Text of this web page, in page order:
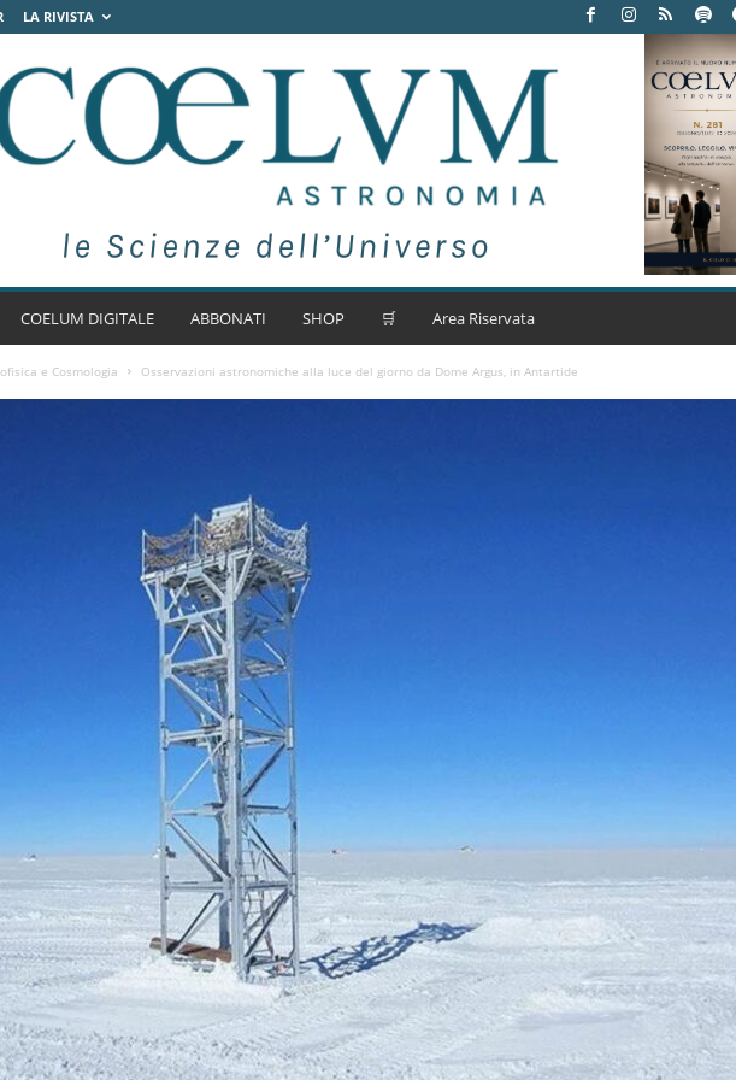
LA RIVISTA
COELUM DIGITALE ABBONATI SHOP 🛒 Area Riservata
e Cosmologia Osservazioni astronomiche alla luce del giorno da Dome Argus, in Antartide